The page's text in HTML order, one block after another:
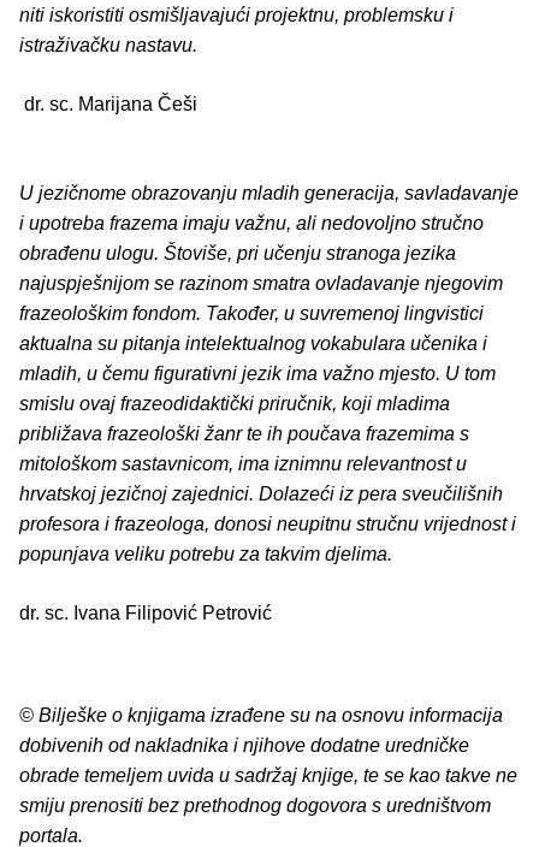
niti iskoristiti osmišljavajući projektnu, problemsku i
istraživačku nastavu.
dr. sc. Marijana Češi
U jezičnome obrazovanju mladih generacija, savladavanje
i upotreba frazema imaju važnu, ali nedovoljno stručno
obrađenu ulogu. Štoviše, pri učenju stranoga jezika
najuspješnijom se razinom smatra ovladavanje njegovim
frazeološkim fondom. Također, u suvremenoj lingvistici
aktualna su pitanja intelektualnog vokabulara učenika i
mladih, u čemu figurativni jezik ima važno mjesto. U tom
smislu ovaj frazeodidaktički priručnik, koji mladima
približava frazeološki žanr te ih poučava frazemima s
mitološkom sastavnicom, ima iznimnu relevantnost u
hrvatskoj jezičnoj zajednici. Dolazeći iz pera sveučilišnih
profesora i frazeologa, donosi neupitnu stručnu vrijednost i
popunjava veliku potrebu za takvim djelima.
dr. sc. Ivana Filipović Petrović
© Bilješke o knjigama izrađene su na osnovu informacija
dobivenih od nakladnika i njihove dodatne uredničke
obrade temeljem uvida u sadržaj knjige, te se kao takve ne
smiju prenositi bez prethodnog dogovora s uredništvom
portala.